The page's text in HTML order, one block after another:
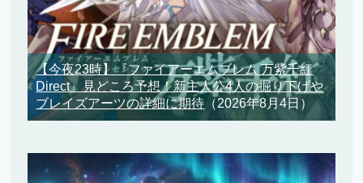
【今夜23時】『ファイアーエムブレム 万紫千紅
Direct』見どころ予想！新主人公4人の掘り下げや
ブレイズアーツの詳細に期待 （2026年8月4日）